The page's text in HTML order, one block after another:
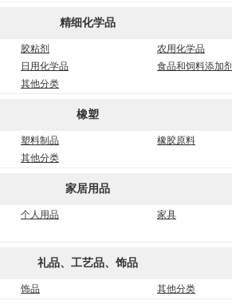
精细化学品
胶粘剂
农用化学品
日用化学品
食品和饲料添加
其他分类
橡塑
塑料制品
橡胶原料
其他分类
家居用品
个人用品
家具
礼品、工艺品、饰品
饰品 其他分类